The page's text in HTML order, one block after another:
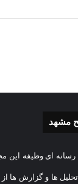
مشهد
ای وظیفه این
تحلیل ها و گزارش ها
غبارروبی
نورانی